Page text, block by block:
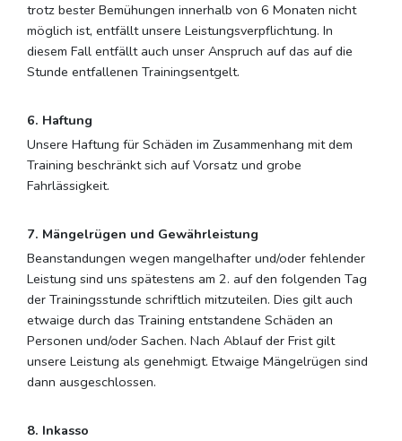
trotz bester Bemühungen innerhalb von 6 Monaten nicht
möglich ist, entfällt unsere Leistungsverpflichtung. In
diesem Fall entfällt auch unser Anspruch auf das auf die
Stunde entfallenen Trainingsentgelt.
6. Haftung
Unsere Haftung für Schäden im Zusammenhang mit dem
Training beschränkt sich auf Vorsatz und grobe
Fahrlässigkeit.
7. Mängelrügen und Gewährleistung
Beanstandungen wegen mangelhafter und/oder fehlender
Leistung sind uns spätestens am 2. auf den folgenden Tag
der Trainingsstunde schriftlich mitzuteilen. Dies gilt auch
etwaige durch das Training entstandene Schäden an
Personen und/oder Sachen. Nach Ablauf der Frist gilt
unsere Leistung als genehmigt. Etwaige Mängelrügen sind
dann ausgeschlossen.
8. Inkasso